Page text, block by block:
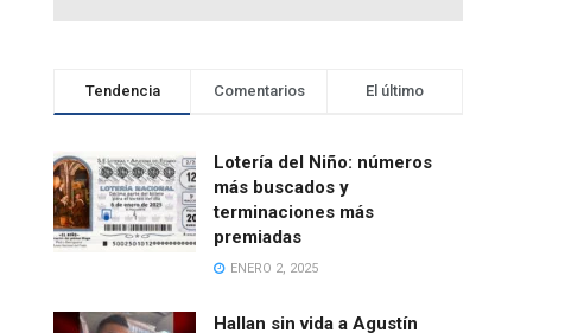
Tendencia Comentarios El último
Lotería del Niño: números
más buscados y
terminaciones más
premiadas
ENERO 2, 2025
Hallan sin vida a Agustín